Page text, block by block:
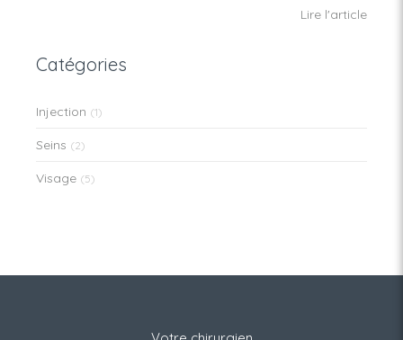
Lire l'article
Catégories
Injection (1)
Seins (2)
Visage (5)